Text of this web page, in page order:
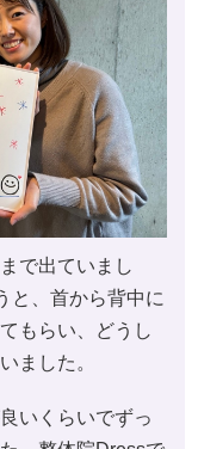
で出ていまし
と、首から背中に
もらい、どうし
ました。
いくらいでずっ